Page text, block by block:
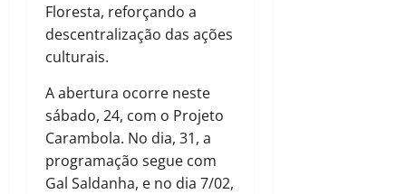
Floresta, reforçando a
descentralização das ações
culturais.
A abertura ocorre neste
sábado, 24, com o Projeto
Carambola. No dia, 31, a
programação segue com
Gal Saldanha, e no dia 7/02,